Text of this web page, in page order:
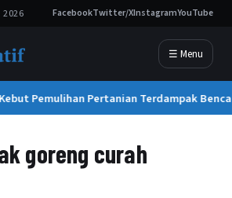
2026 FacebookTwitter/XInstagramYouTube
☰ Menu
Pemulihan Pertanian Terdampak
goreng curah